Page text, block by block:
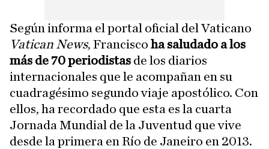
Según informa el portal oficial del Vaticano
Vatican News, Francisco ha saludado a los
más de 70 periodistas de los diarios
internacionales que le acompañan en su
cuadragésimo segundo viaje apostólico. Con
ellos, ha recordado que esta es la cuarta
Jornada Mundial de la Juventud que vive
desde la primera en Río de Janeiro en 2013.